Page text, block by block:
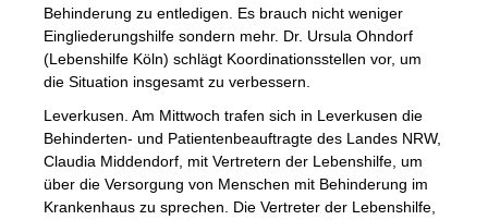
Behinderung zu entledigen. Es brauch nicht weniger
Eingliederungshilfe sondern mehr. Dr. Ursula Ohndorf
(Lebenshilfe Köln) schlägt Koordinationsstellen vor, um
die Situation insgesamt zu verbessern.
Leverkusen. Am Mittwoch trafen sich in Leverkusen die
Behinderten- und Patientenbeauftragte des Landes NRW,
Claudia Middendorf, mit Vertretern der Lebenshilfe, um
über die Versorgung von Menschen mit Behinderung im
Krankenhaus zu sprechen. Die Vertreter der Lebenshilfe,